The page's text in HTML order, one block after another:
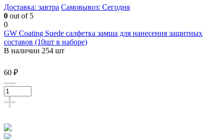
Доставка: завтра Самовывоз: Сегодня
0 out of 5
0
GW Coating Suede салфетка замша для нанесения защитных
составов (10шт в наборе)
В наличии 254 шт
60 ₽